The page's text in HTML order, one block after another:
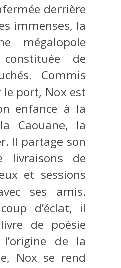
derrière
immenses, la
mégalopole
constituée de
Commis
le port, Nox est
enfance à la
Caouane, la
Il partage son
livraisons de
et sessions
ses amis.
d’éclat, il
de poésie
de la
Nox se rend